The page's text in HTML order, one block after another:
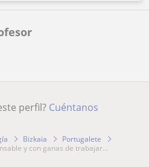
perfil? Cuéntanos
Bizkaia
Portugalete
y con ganas de trabajar...